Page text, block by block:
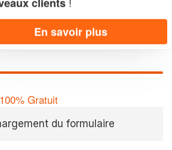
OpenStreetMap contributors,
Gratuit
du formulaire
En savoir plus